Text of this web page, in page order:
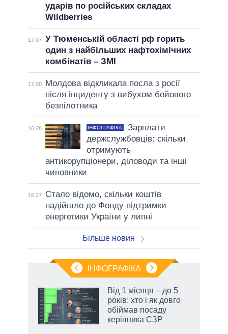
ударів по російських складах
Wildberries
17:07 У Тюменській області рф горить
один з найбільших нафтохімічних
комбінатів – ЗМІ
17:00
Молдова відкликала посла з росії
після інциденту з вибухом бойового
безпілотника
16:28 ІНФОГРАФІКА
Зарплати
держслужбовців: скільки
отримують
антикорупціонери, діловоди та інші
чиновники
16:27
Стало відомо, скільки коштів
надійшло до Фонду підтримки
енергетики України у липні
Більше новин
ІНФОГРАФІКА
Від 1 місяця – до 5
років: хто і як довго
обіймав посаду
керівника СЗР